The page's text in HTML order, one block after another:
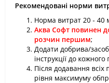
Рекомендовані норми
Норма витрат 20 - 40
Аква Софт повинен
розчин першим;
Додати добрива/
інструкції до
Після додавання всіх
рівня максимуму